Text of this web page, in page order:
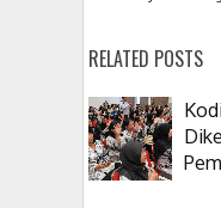
RELATED POSTS